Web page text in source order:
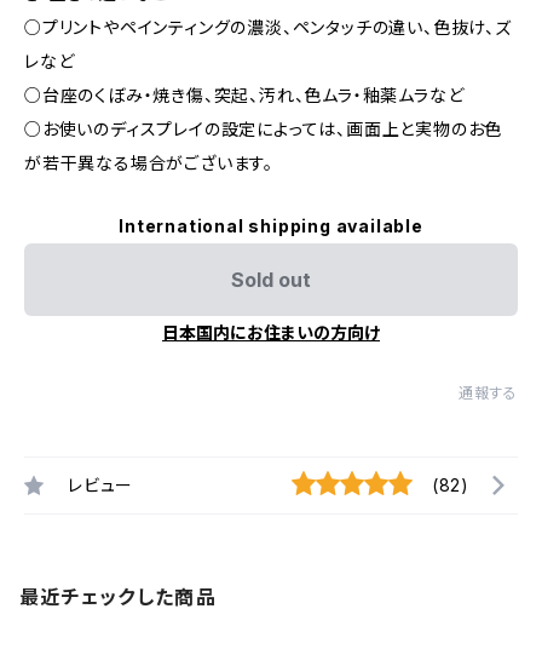
○プリントやペインティングの濃淡、ペンタッチの違い、色抜け、ズ
レなど
○台座のくぼみ・焼き傷、突起、汚れ、色ムラ・釉薬ムラなど
○お使いのディスプレイの設定によっては、画面上と実物のお色
が若干異なる場合がございます。
International shipping available
Sold out
日本国内にお住まいの方向け
通報する
レビュー (82)
最近チェックした商品